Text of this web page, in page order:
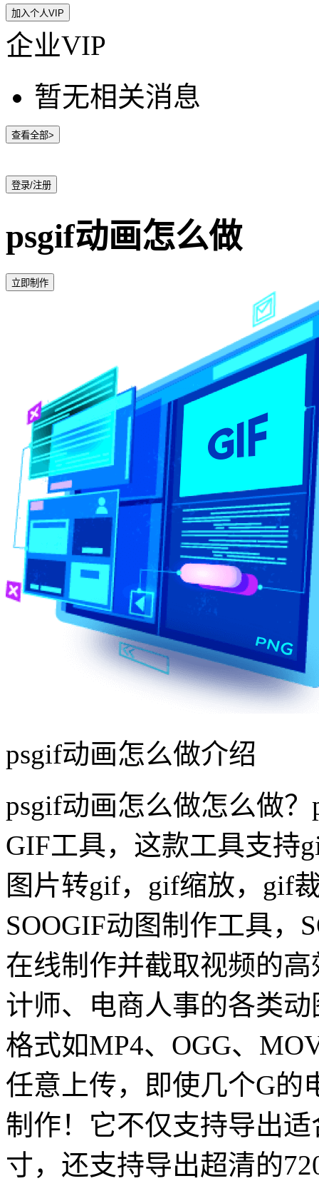
加入个人VIP
企业VIP
暂无相关消息
查看全部>
登录/注册
psgif动画怎么做
立即制作
psgif动画怎么做介绍
psgif动画怎么做怎么做
GIF工具，这款工具支持
图片转gif，gif缩放，gif
SOOGIF动图制作工具，
在线制作并截取视频的
计师、电商人事的各类
格式如MP4、OGG、
任意上传，即使几个G的
制作！它不仅支持导出
寸，还支持导出超清的